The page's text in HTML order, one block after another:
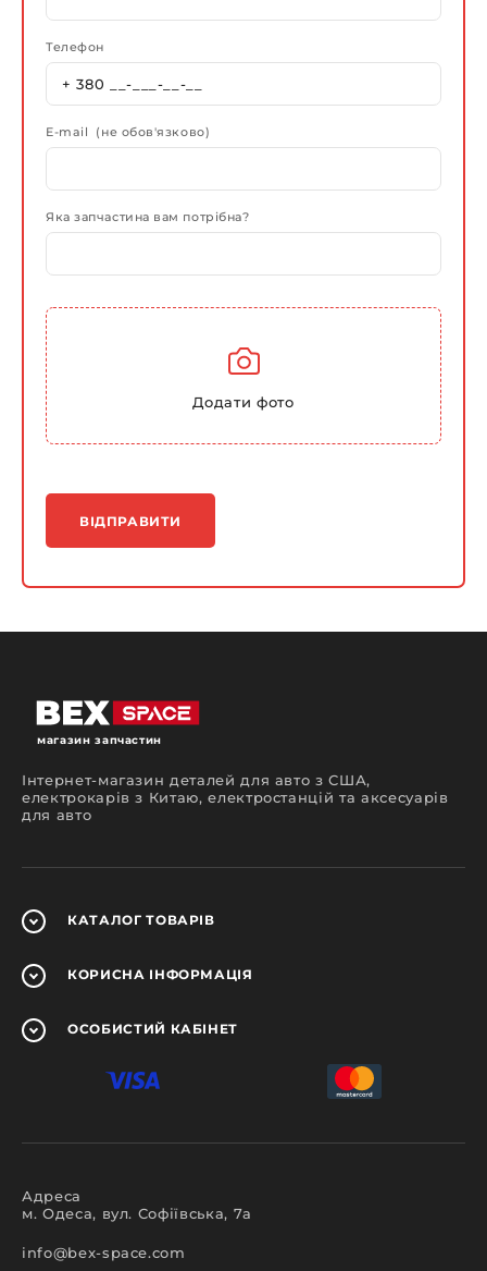
Телефон
E-mail (не обов'язково)
Яка запчастина вам потрібна?
Додати фото
ВІДПРАВИТИ
магазин запчастин
Інтернет-магазин деталей для авто з США,
електрокарів з Китаю, електростанцій та аксесуарів
для авто
КАТАЛОГ ТОВАРІВ
КОРИСНА ІНФОРМАЦІЯ
ОСОБИСТИЙ КАБІНЕТ
Адреса
м. Одеса, вул. Софіївська, 7а
info@bex-space.com